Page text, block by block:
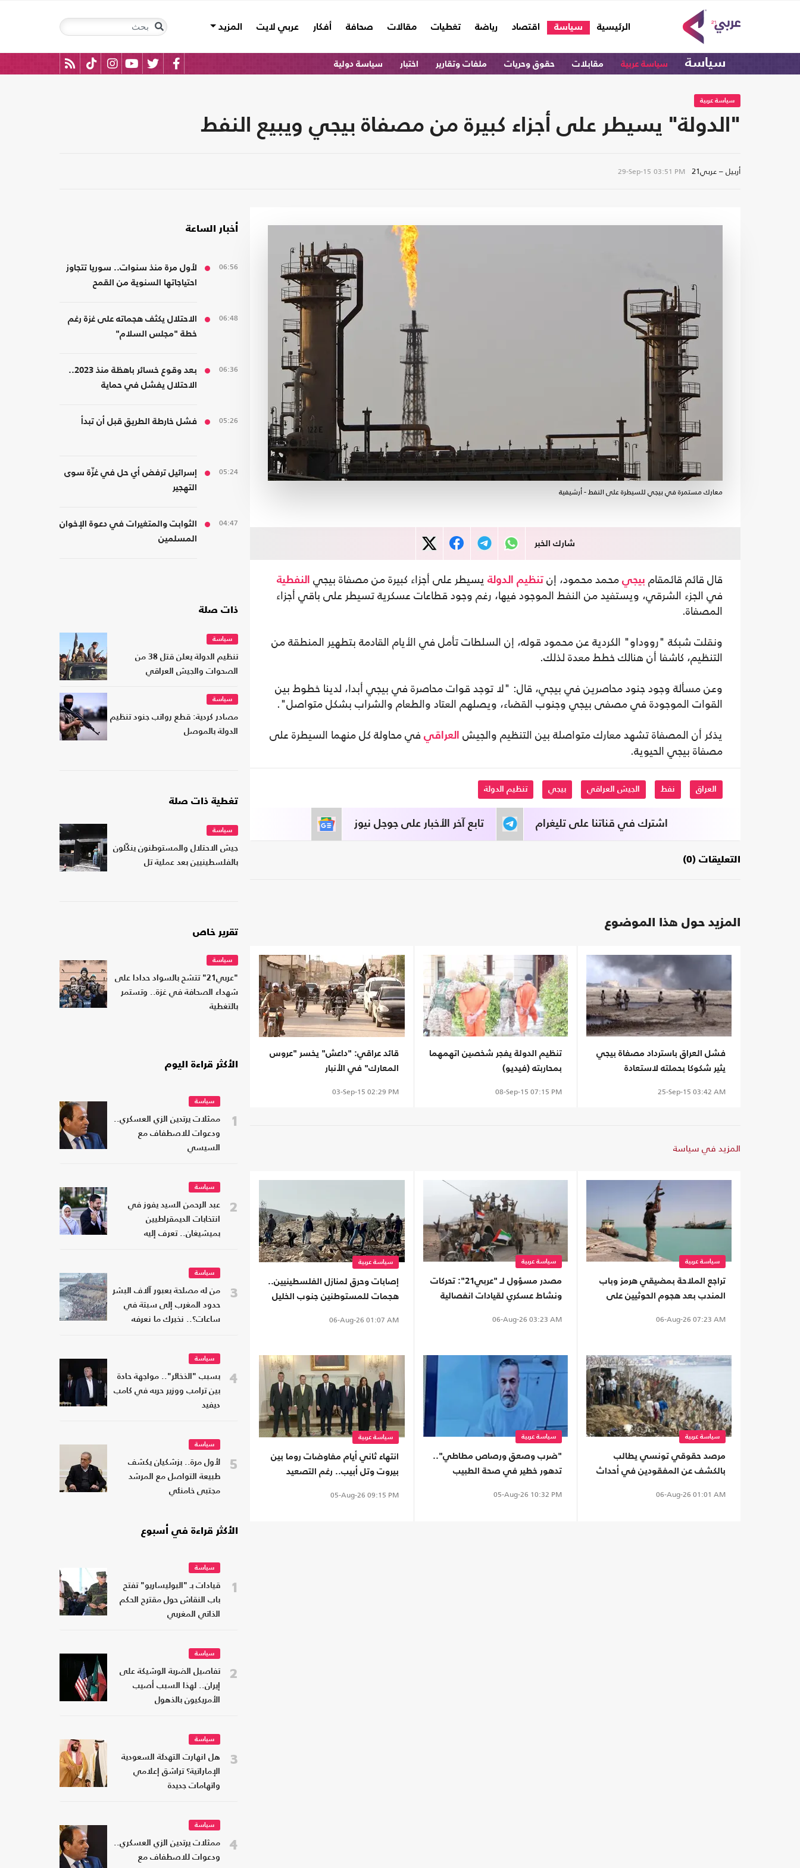
الرئيسية
(current) سياسة اقتصاد رياضة تغطيات مقالات صحافة أفكار عربي لايت المزيد
سياسة سياسة عربية مقابلات حقوق وحريات ملفات وتقارير اختبار سياسة دولية
سياسة عربية
"الدولة" يسيطر على أجزاء كبيرة من مصفاة بيجي ويبيع النفط
أربيل – عربي21 29-Sep-15 03:51 PM
معارك مستمرة في بيجي للسيطرة على النفط - أرشيفية
شارك الخبر
قال قائم قائمقام بيجي محمد محمود، إن تنظيم الدولة يسيطر على أجزاء كبيرة من مصفاة بيجي النفطية
في الجزء الشرقي، ويستفيد من النفط الموجود فيها، رغم وجود قطاعات عسكرية تسيطر على باقي أجزاء
المصفاة.
ونقلت شبكة "رووداو" الكردية عن محمود قوله، إن السلطات تأمل في الأيام القادمة بتطهير المنطقة من
التنظيم، كاشفا أن هنالك خطط معدة لذلك.
وعن مسألة وجود جنود محاصرين في بيجي، قال: "لا توجد قوات محاصرة في بيجي أبدا، لدينا خطوط بين
القوات الموجودة في مصفى بيجي وجنوب القضاء، ويصلهم العتاد والطعام والشراب بشكل متواصل".
يذكر أن المصفاة تشهد معارك متواصلة بين التنظيم والجيش
العراقي في محاولة كل منهما السيطرة على
مصفاة بيجي الحيوية.
العراق نفط الجيش العراقي بيجي تنظيم الدولة
تابع آخر الأخبار على جوجل نيوز اشترك في قناتنا على تليغرام
التعليقات (0)
المزيد حول هذا الموضوع
فشل العراق باسترداد مصفاة بيجي
يثير شكوكا بحملته لاستعادة
25-Sep-15 03:42 AM
تنظيم الدولة يفجر شخصين اتهمهما
بمحاربته (فيديو)
08-Sep-15 07:15 PM
قائد عراقي: "داعش" يخسر "عروس
المعارك" في الأنبار
03-Sep-15 02:29 PM
المزيد في سياسة
سياسة عربية
تراجع الملاحة بمضيقي هرمز وباب
المندب بعد هجوم الحوثيين على
06-Aug-26 07:23 AM
سياسة عربية
مصدر مسؤول لـ "عربي21": تحركات
ونشاط عسكري لقيادات انفصالية
06-Aug-26 03:23 AM
سياسة عربية
إصابات وحرق لمنازل الفلسطينيين..
هجمات للمستوطنين جنوب الخليل
06-Aug-26 01:07 AM
سياسة عربية
مرصد حقوقي تونسي يطالب
بالكشف عن المفقودين في أحداث
06-Aug-26 01:01 AM
سياسة عربية
"ضرب وصعق ورصاص مطاطي"..
تدهور خطير في صحة الطبيب
05-Aug-26 10:32 PM
سياسة عربية
انتهاء ثاني أيام مفاوضات روما بين
بيروت وتل أبيب.. رغم التصعيد
05-Aug-26 09:15 PM
أخبار الساعة
06:56
لأول مرة منذ سنوات.. سوريا تتجاوز
احتياجاتها السنوية من القمح
06:48
الاحتلال يكثف هجماته على غزة رغم
خطة "مجلس السلام"
06:36
بعد وقوع خسائر باهظة منذ 2023..
الاحتلال يفشل في حماية
05:26 فشل خارطة الطريق قبل أن تبدأ
05:24
إسرائيل ترفض أي حل في غزّة سوى
التهجير
04:47
الثوابت والمتغيرات في دعوة الإخوان
المسلمين
ذات صلة
سياسة
تنظيم الدولة يعلن قتل 38 من
الصحوات والجيش العراقي
سياسة
مصادر كردية: قطع رواتب جنود تنظيم
الدولة بالموصل
تغطية ذات صلة
سياسة
جيش الاحتلال والمستوطنون ينكّلون
بالفلسطينيين بعد عملية تل
تقرير خاص
سياسة
"عربي21" تتشح بالسواد حدادا على
شهداء الصحافة في غزة.. وتستمر
بالتغطية
الأكثر قراءة اليوم
1
سياسة
ممثلات يرتدين الزي العسكري..
ودعوات للاصطفاف مع
السيسي
2
سياسة
عبد الرحمن السيد يفوز في
انتخابات الديمقراطيين
بميشيغان.. تعرف إليه
3
سياسة
من له مصلحة بعبور آلاف البشر
حدود المغرب إلى سبتة في
ساعات؟.. نخبرك ما نعرفه
4
سياسة
بسبب "الذخائر".. مواجهة حادة
بين ترامب ووزير حربه في كامب
ديفيد
5
سياسة
لأول مرة.. بزشكيان يكشف
طبيعة التواصل مع المرشد
مجتبى خامنئي
الأكثر قراءة في أسبوع
1
سياسة
قيادات بـ "البوليساريو" تفتح
باب النقاش حول مقترح الحكم
الذاتي المغربي
2
سياسة
تفاصيل الضربة الوشيكة على
إيران.. لهذا السبب أصيب
الأمريكيون بالذهول
3
سياسة
هل انهارت التهدئة السعودية
الإماراتية؟ تراشق إعلامي
واتهامات جديدة
4
سياسة
ممثلات يرتدين الزي العسكري..
ودعوات للاصطفاف مع